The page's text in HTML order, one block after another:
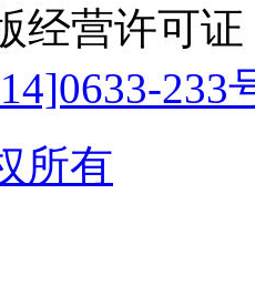
经营许可
233
所有